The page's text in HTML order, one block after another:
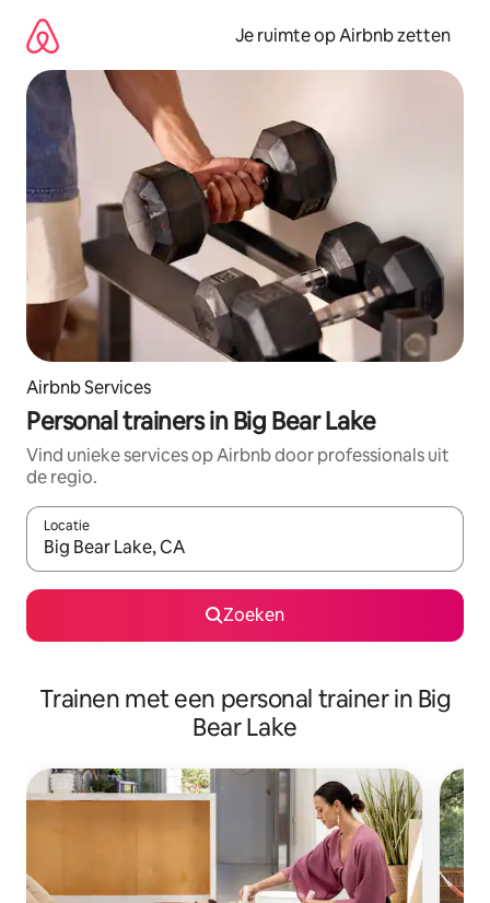
direct
naar
inhoud
Je ruimte op Airbnb zetten
Airbnb Services
Personal trainers in Big Bear Lake
Vind unieke services op Airbnb door professionals uit
de regio.
Locatie
Wanneer er suggesties beschikbaar zijn, maak je een keuze
Zoeken
Trainen met een personal trainer in Big
Bear Lake